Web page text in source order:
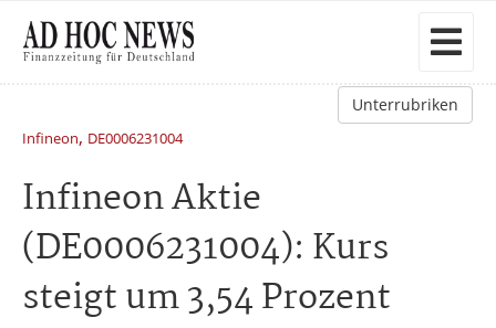
Unterrubriken
Infineon, DE0006231004
Infineon Aktie
(DE0006231004): Kurs
steigt um 3,54 Prozent